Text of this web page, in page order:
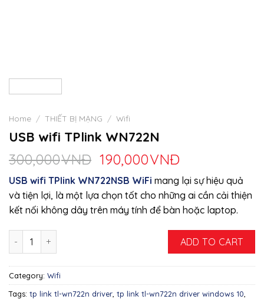
Home / THIẾT BỊ MẠNG / Wifi
USB wifi TPlink WN722N
300,000VNĐ 190,000VNĐ
USB wifi TPlink WN722NSB WiFi mang lại sự hiệu quả
và tiện lợi, là một lựa chọn tốt cho những ai cần cải thiện
kết nối không dây trên máy tính để bàn hoặc laptop.
ADD TO CART
Category: Wifi
Tags: tp link tl-wn722n driver tp link tl-wn722n driver windows 10